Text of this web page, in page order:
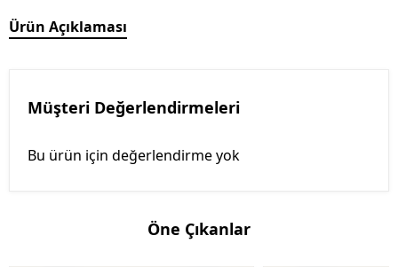
Ürün Açıklaması
Müşteri Değerlendirmeleri
Bu ürün için değerlendirme yok
Öne Çıkanlar